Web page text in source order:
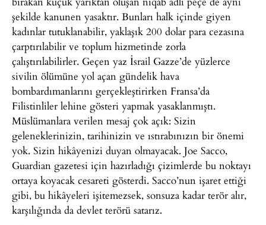
şekilde kanunen yasaktır. Bunları halk içinde giyen
kadınlar tutuklanabilir, yaklaşık 200 dolar para cezasına
çarptırılabilir ve toplum hizmetinde zorla
çalıştırılabilirler. Geçen yaz İsrail Gazze’de yüzlerce
sivilin ölümüne yol açan gündelik hava
bombardımanlarını gerçekleştirirken Fransa’da
Filistinliler lehine gösteri yapmak yasaklanmıştı.
Müslümanlara verilen mesaj çok açık: Sizin
geleneklerinizin, tarihinizin ve ıstırabınızın bir önemi
yok. Sizin hikâyenizi duyan olmayacak. Joe Sacco,
Guardian gazetesi için hazırladığı çizimlerde bu noktayı
ortaya koyacak cesareti gösterdi. Sacco’nun işaret ettiği
gibi, bu hikâyeleri işitemezsek, sonsuza kadar terör alır,
karşılığında da devlet terörü satarız.